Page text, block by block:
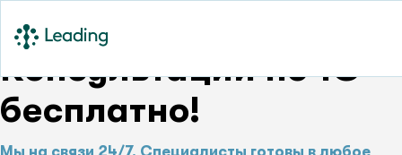
Консультации по 1С –
бесплатно!